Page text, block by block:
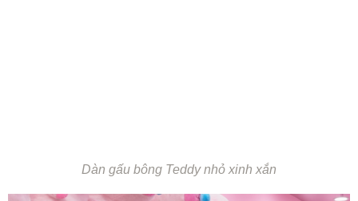
Dàn gấu bông Teddy nhỏ xinh xắn